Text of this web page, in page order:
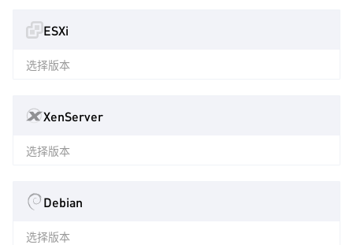
ESXi
选择版本
XenServer
选择版本
Debian
选择版本